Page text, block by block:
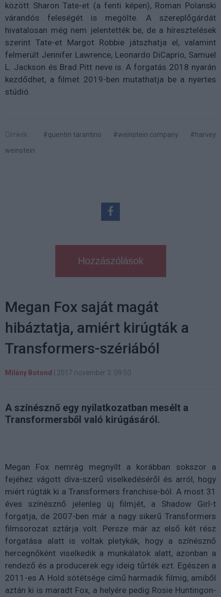
között Sharon Tate-et (a fenti képen), Roman Polanski
várandós feleségét is megölte. A szereplőgárdát
hivatalosan még nem jelentették be, de a híresztelések
szerint Tate-et Margot Robbie játszhatja el, valamint
felmerült Jennifer Lawrence, Leonardo DiCaprio, Samuel
L. Jackson és Brad Pitt neve is. A forgatás 2018 nyarán
kezdődhet, a filmet 2019-ben mutathatja be a nyertes
stúdió.
Címkék: #quentin tarantino #weinstein company
#harvey
weinstein
Hozzászólások
Megan Fox saját magát
hibáztatja, amiért kirúgták a
Transformers-szériából
Milány Botond 2017 november 3. 09:50
A színésznő egy nyilatkozatban mesélt a
Transformersből való kirúgásáról.
Megan Fox nemrég megnyílt a korábban sokszor a
fejéhez vágott díva-szerű viselkedéséről és arról, hogy
miért rúgták ki a Transformers franchise-ból. A most 31
éves színésznő jelenleg új filmjét, a Shadow Girl-t
forgatja, de 2007-ben már a nagy sikerű Transformers
filmsorozat sztárja volt. Persze már az első két rész
forgatása alatt is voltak pletykák, hogy a színésznő
hercegnőként viselkedik a munkálatok alatt, azonban a
rendező és a producerek egy ideig tűrték ezt. Egészen a
2011-es A Hold sötétsége című harmadik filmig, amiből
aztán ki is maradt Fox, a helyére pedig Rosie Huntingon-